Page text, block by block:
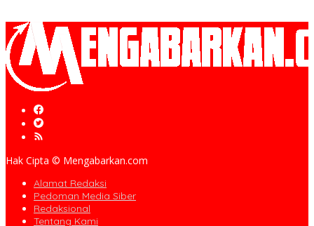
Hak Cipta © Mengabarkan.com
Alamat Redaksi
Pedoman Media Siber
Redaksional
Tentang Kami